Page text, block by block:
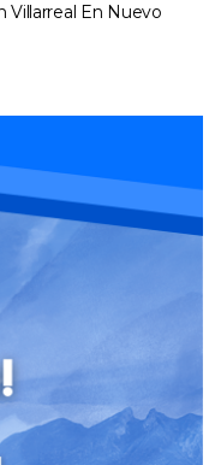
Villarreal En Nuevo